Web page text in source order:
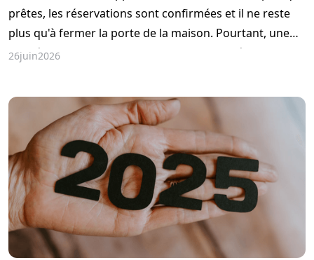
prêtes, les réservations sont confirmées et il ne reste
plus qu'à fermer la porte de la maison. Pourtant, une
inquiétude revient souvent : comment protéger son
26juin2026